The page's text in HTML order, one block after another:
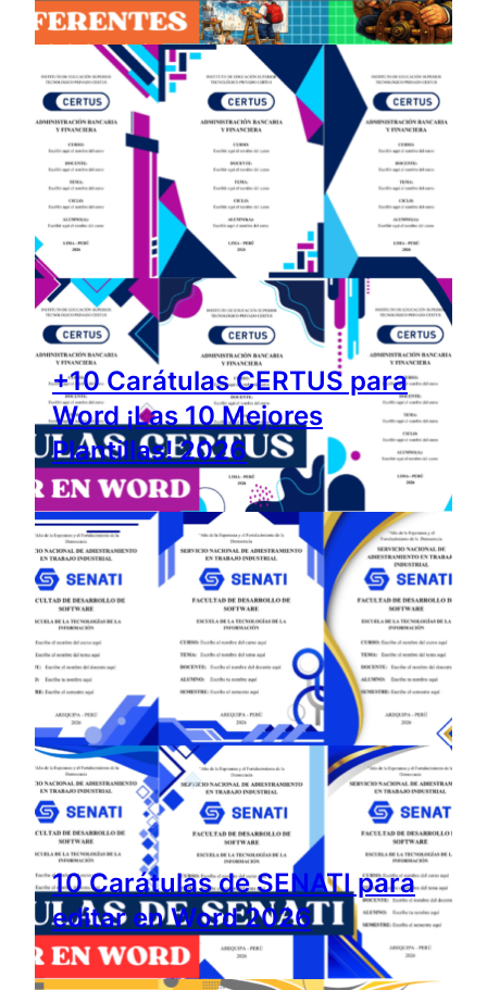
+10 Carátulas CERTUS para
Word ¡Las 10 Mejores
Plantillas! 2026
10 Carátulas de SENATI para
editar en Word 2026